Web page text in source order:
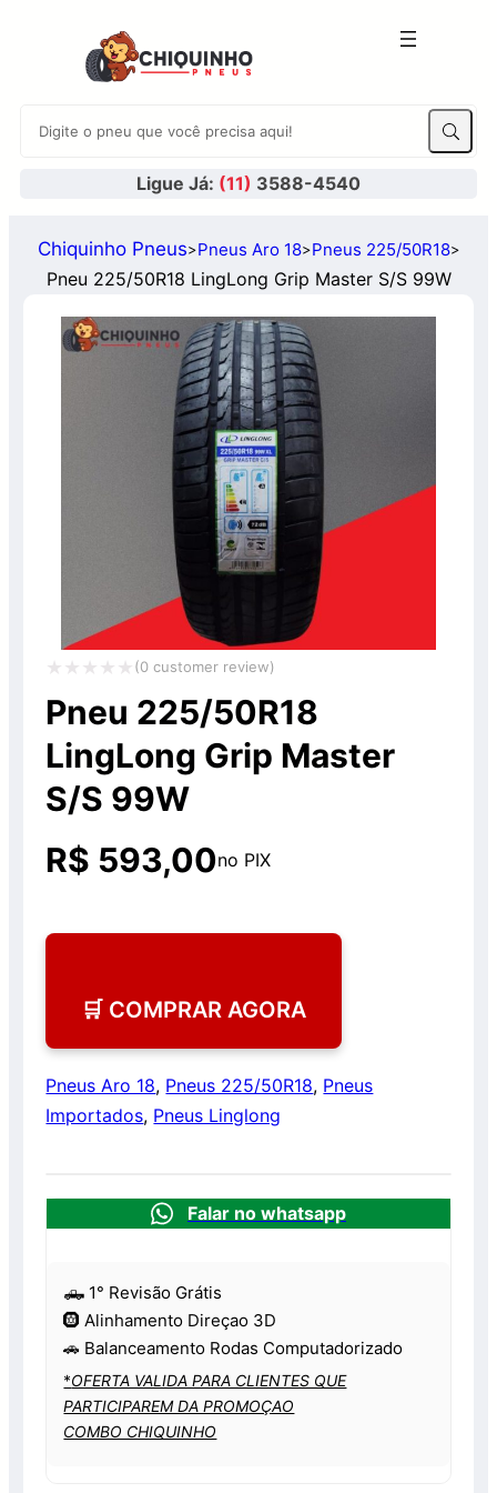
Ligue Já: (11) 3588-4540
Chiquinho Pneus>Pneus Aro 18>Pneus 225/50R18>
Pneu 225/50R18 LingLong Grip Master S/S 99W
Avaliação
0
de
5
(0 customer review)
Pneu 225/50R18
LingLong Grip Master
S/S 99W
R$ 593,00no PIX
🛒 COMPRAR AGORA
Pneus Aro 18, Pneus 225/50R18, Pneus
Importados, Pneus Linglong
Falar no whatsapp
🛻 1° Revisão Grátis
🛞 Alinhamento Direçao 3D
🚗 Balanceamento Rodas Computadorizado
*OFERTA VALIDA PARA CLIENTES QUE
PARTICIPAREM DA PROMOÇAO
COMBO CHIQUINHO